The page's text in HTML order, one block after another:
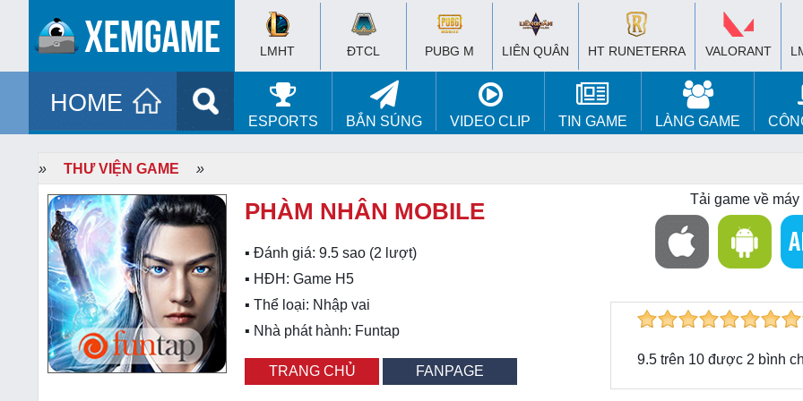
LMHT ĐTCL PUBG M LIÊN QUÂN HT RUNETERRA VALORANT
HOME
ESPORTS BẮN SÚNG VIDEO CLIP TIN GAME LÀNG GAME
» THƯ VIỆN GAME
»
Tải game về máy
PHÀM NHÂN MOBILE
▪ Đánh giá: 9.5 sao (2 lượt)
▪ HĐH: Game H5
▪ Thể loại: Nhập vai
▪ Nhà phát hành: Funtap
TRANG CHỦ FANPAGE
9.5 trên 10 được 2 bình